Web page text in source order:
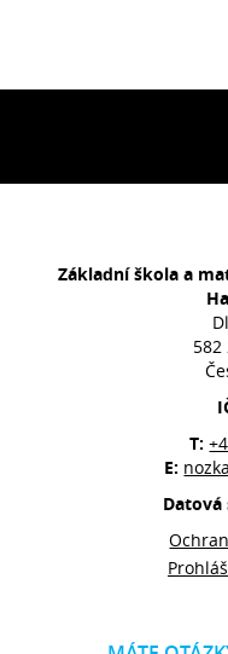
Základní škola a
582
T:
E: